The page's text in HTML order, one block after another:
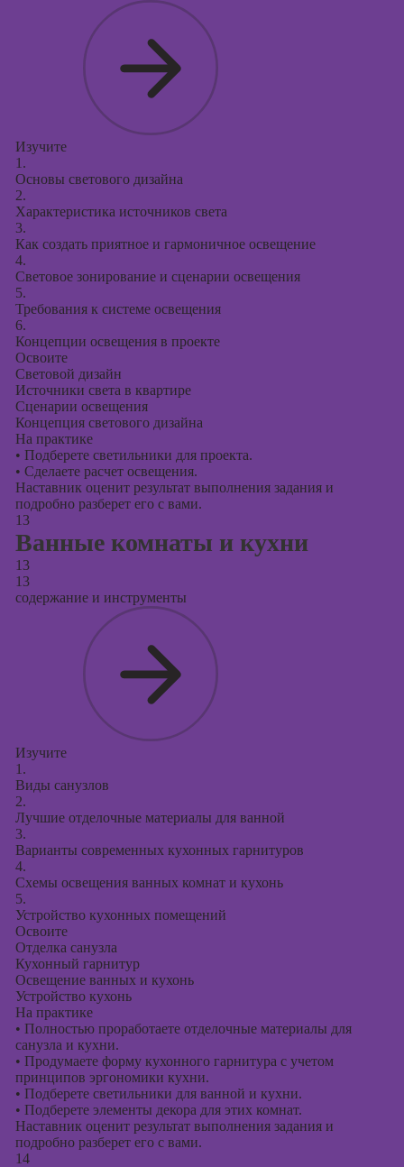
Изучите
1.
Основы светового дизайна
2.
Характеристика источников света
3.
Как создать приятное и гармоничное освещение
4.
Световое зонирование и сценарии освещения
5.
Требования к системе освещения
6.
Концепции освещения в проекте
Освоите
Световой дизайн
Источники света в квартире
Сценарии освещения
Концепция светового дизайна
На практике
• Подберете светильники для проекта.
• Сделаете расчет освещения.
Наставник оценит результат выполнения задания и
подробно разберет его с вами.
13
Ванные комнаты и кухни
13
13
содержание и инструменты
Изучите
1.
Виды санузлов
2.
Лучшие отделочные материалы для ванной
3.
Варианты современных кухонных гарнитуров
4.
Схемы освещения ванных комнат и кухонь
5.
Устройство кухонных помещений
Освоите
Отделка санузла
Кухонный гарнитур
Освещение ванных и кухонь
Устройство кухонь
На практике
• Полностью проработаете отделочные материалы для
санузла и кухни.
• Продумаете форму кухонного гарнитура с учетом
принципов эргономики кухни.
• Подберете светильники для ванной и кухни.
• Подберете элементы декора для этих комнат.
Наставник оценит результат выполнения задания и
подробно разберет его с вами.
14